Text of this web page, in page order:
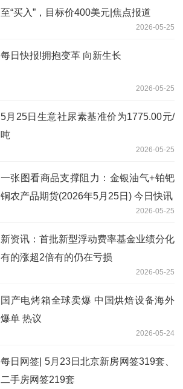
至“买入”，目标价400美元|焦点报道
2026-05-25
每日快报!拥抱变革 向新生长
2026-05-25
5月25日生意社尿素基准价为1775.00元/
吨
2026-05-25
一张图看商品支撑阻力：金银油气+铂钯
铜农产品期货(2026年5月25日) 今日快讯
2026-05-25
新资讯：首批新型浮动费率基金业绩分化
有的涨超2倍有的仍在亏损
2026-05-25
国产电烤箱全球卖爆 中国烘焙设备海外
爆单 热议
2026-05-24
每日网签| 5月23日北京新房网签319套、
二手房网签219套